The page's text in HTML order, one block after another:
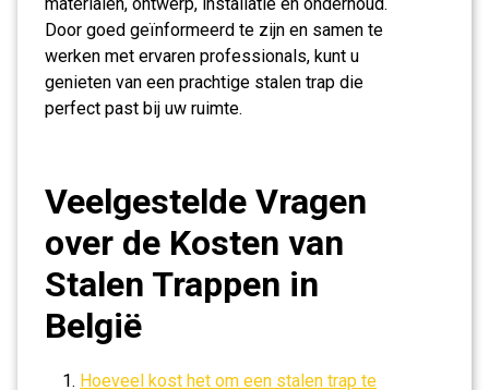
Door goed geïnformeerd te zijn en samen te
werken met ervaren professionals, kunt u
genieten van een prachtige stalen trap die
perfect past bij uw ruimte.
Veelgestelde Vragen
over de Kosten van
Stalen Trappen in
België
Hoeveel kost het om een ​​stalen trap te